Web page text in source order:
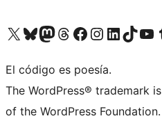
Visita nuestra cuenta de X (anteriormente Twitter)
Visita nuestra cuenta de Bluesky
Visita nuestra cuenta de Mastodon
Visita nuestra cuenta de Threads
Visita nuestra página de Facebook
Visita nuestra cuenta de
Visita nuestra cuenta de
Visita nuestra cuenta de
Visita
El código es poesía.
The WordPress® trademark
of the WordPress Foundation.